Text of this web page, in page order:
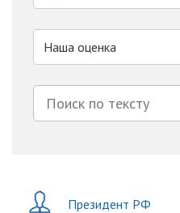
Наша оценка
Президент РФ